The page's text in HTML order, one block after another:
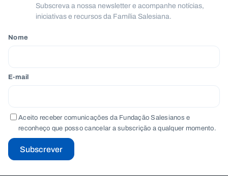
Subscreva a nossa newsletter e acompanhe notícias,
iniciativas e recursos da Família Salesiana.
Nome
E-mail
Aceito receber comunicações da Fundação Salesianos e
reconheço que posso cancelar a subscrição a qualquer momento.
Subscrever